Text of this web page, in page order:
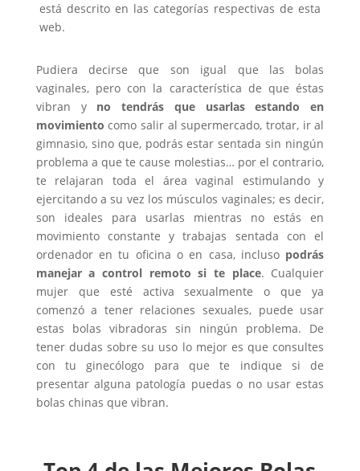
está descrito en las categorías respectivas de esta
web.
Pudiera decirse que son igual que las bolas
vaginales, pero con la característica de que éstas
vibran y no tendrás que usarlas estando en
movimiento como salir al supermercado, trotar, ir al
gimnasio, sino que, podrás estar sentada sin ningún
problema a que te cause molestias… por el contrario,
te relajaran toda el área vaginal estimulando y
ejercitando a su vez los músculos vaginales; es decir,
son ideales para usarlas mientras no estás en
movimiento constante y trabajas sentada con el
ordenador en tu oficina o en casa, incluso podrás
manejar a control remoto si te place. Cualquier
mujer que esté activa sexualmente o que ya
comenzó a tener relaciones sexuales, puede usar
estas bolas vibradoras sin ningún problema. De
tener dudas sobre su uso lo mejor es que consultes
con tu ginecólogo para que te indique si de
presentar alguna patología puedas o no usar estas
bolas chinas que vibran.